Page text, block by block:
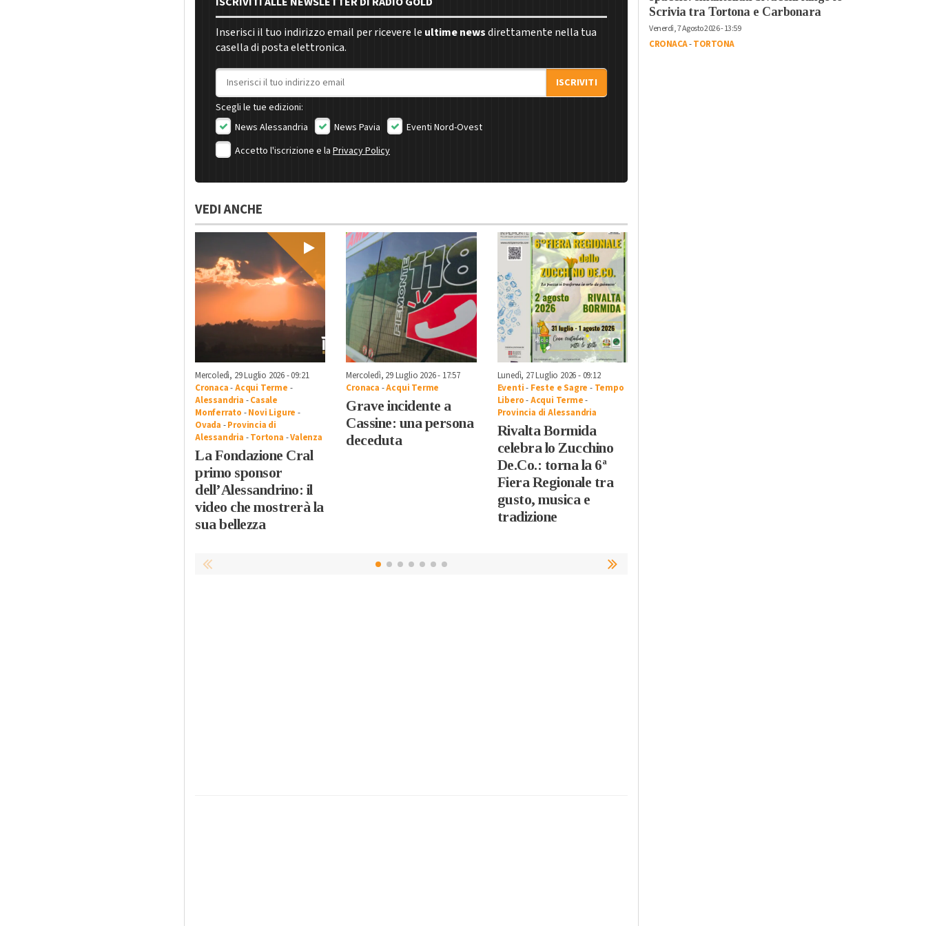
Inserisci il tuo indirizzo email per ricevere le ultime newsdirettamente nella tua
casella di posta elettronica.
Indirizzo email
ISCRIVITI
Scegli le tue edizioni:
News Alessandria
News Pavia
Eventi Nord-Ovest
Accetto l'iscrizione e la Privacy Policy
VEDI ANCHE
Mercoledì, 29 Luglio 2026 - 09:21
Cronaca-Acqui Terme -
Alessandria -Casale
Monferrato -Novi Ligure -
Ovada -Provincia di
Alessandria -Tortona -Valenza
La Fondazione Cral
primo sponsor
dell’Alessandrino: il
video che mostrerà la
sua bellezza
Mercoledì, 29 Luglio 2026 - 17:57
Cronaca -Acqui Terme
Grave incidente a
Cassine: una persona
deceduta
Lunedì, 27 Luglio 2026 - 09:12
Eventi- Feste e Sagre - Tempo
Libero-Acqui Terme-
Provincia di Alessandria
Rivalta Bormida
celebra lo Zucchino
De.Co.: torna la 6ª
Fiera Regionale tra
gusto, musica e
tradizione
Scrivia tra Tortona e Carbonara
Venerdì, 7 Agosto 2026 - 13:59
CRONACA-TORTONA